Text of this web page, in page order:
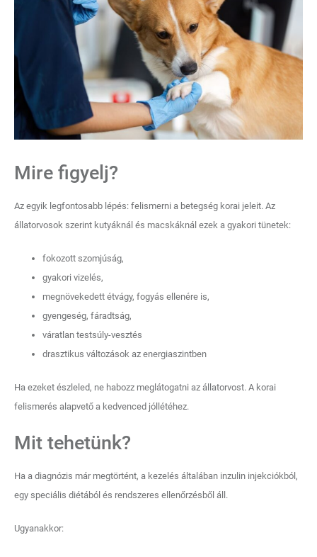
Mire figyelj?
Az egyik legfontosabb lépés: felismerni a betegség korai jeleit. Az
állatorvosok szerint kutyáknál és macskáknál ezek a gyakori tünetek:
fokozott szomjúság,
gyakori vizelés,
megnövekedett étvágy, fogyás ellenére is,
gyengeség, fáradtság,
váratlan testsúly-vesztés
drasztikus változások az energiaszintben
Ha ezeket észleled, ne habozz meglátogatni az állatorvost. A korai
felismerés alapvető a kedvenced jóllétéhez.
Mit tehetünk?
Ha a diagnózis már megtörtént, a kezelés általában inzulin injekciókból,
egy speciális diétából és rendszeres ellenőrzésből áll.
Ugyanakkor: